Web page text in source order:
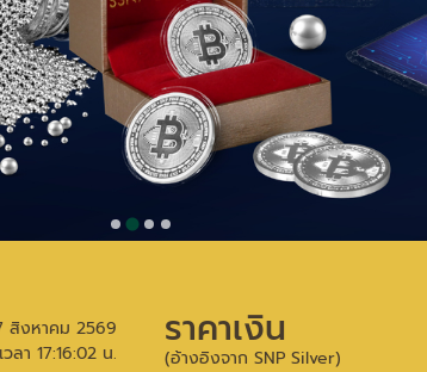
สิงหาคม 2569
เวลา 17:16:02 น. ราคาเงิน
(อ้างอิงจาก SNP Silver)